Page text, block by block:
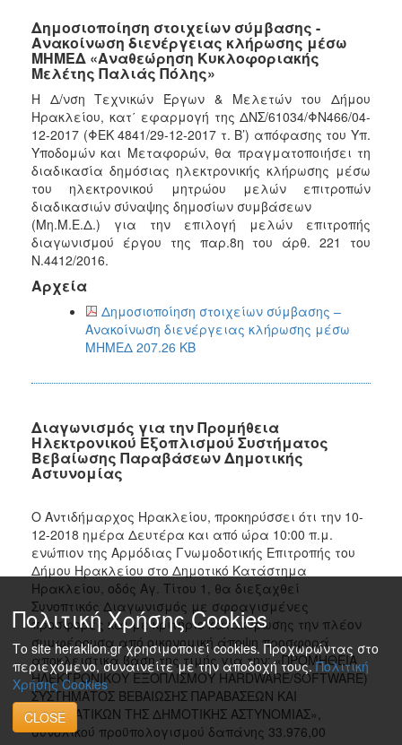
Δημοσιοποίηση στοιχείων σύμβασης -
Ανακοίνωση διενέργειας κλήρωσης μέσω
ΜΗΜΕΔ «Αναθεώρηση Κυκλοφοριακής
Μελέτης Παλιάς Πόλης»
Η Δ/νση Τεχνικών Έργων & Μελετών του Δήμου
Ηρακλείου, κατ΄ εφαρμογή της ΔΝΣ/61034/ΦΝ466/04-
12-2017 (ΦΕΚ 4841/29-12-2017 τ. Β’) απόφασης του Υπ.
Υποδομών και Μεταφορών, θα πραγματοποιήσει τη
διαδικασία δημόσιας ηλεκτρονικής κλήρωσης μέσω
του ηλεκτρονικού μητρώου μελών επιτροπών
διαδικασιών σύναψης δημοσίων συμβάσεων
(Μη.Μ.Ε.Δ.) για την επιλογή μελών επιτροπής
διαγωνισμού έργου της παρ.8η του άρθ. 221 του
Ν.4412/2016.
Αρχεία
Δημοσιοποίηση στοιχείων σύμβασης –
Ανακοίνωση διενέργειας κλήρωσης μέσω
ΜΗΜΕΔ 207.26 KB
Διαγωνισμός για την Προμήθεια
Ηλεκτρονικού Εξοπλισμού Συστήματος
Βεβαίωσης Παραβάσεων Δημοτικής
Αστυνομίας
Ο Αντιδήμαρχος Ηρακλείου, προκηρύσσει ότι την 10-
12-2018 ημέρα Δευτέρα και από ώρα 10:00 π.μ.
ενώπιον της Αρμόδιας Γνωμοδοτικής Επιτροπής του
Δήμου Ηρακλείου στο Δημοτικό Κατάστημα
Ηρακλείου, οδός Αγ. Τίτου 1, θα διεξαχθεί
Συνοπτικός Διαγωνισμός με σφραγισμένες
προσφορές και με κριτήριο κατακύρωσης την πλέον
συμφέρουσα από οικονομική άποψη προσφορά
αποκλειστικά βάση της τιμής για την: «ΠΡΟΜΗΘΕΙΑ
ΗΛΕΚΤΡΟΝΙΚΟΥ ΕΞΟΠΛΙΣΜΟΥ HARDWARE/SOFTWARE)
ΣΥΣΤΗΜΑΤΟΣ ΒΕΒΑΙΩΣΗΣ ΠΑΡΑΒΑΣΕΩΝ ΚΑΙ
ΠΕΡΙΣΤΑΤΙΚΩΝ ΤΗΣ ΔΗΜΟΤΙΚΗΣ ΑΣΤΥΝΟΜΙΑΣ»,
συνολικού προϋπολογισμού δαπάνης 33.976,00
Πολιτική Χρήσης Cookies
Το site heraklion.gr χρησιμοποιεί cookies. Προχωρώντας στο
περιεχόμενο, συναινείτε με την αποδοχή τους.Πολιτική
Χρήσης Cookies
CLOSE